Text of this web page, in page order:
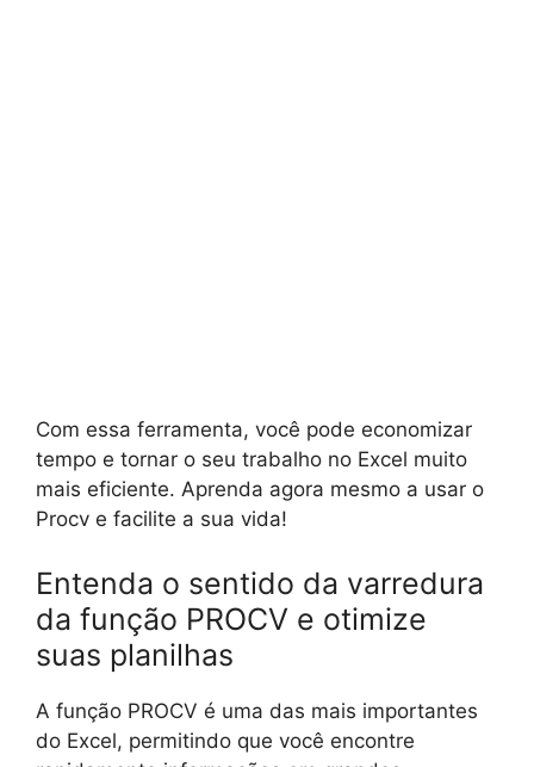
Com essa ferramenta, você pode economizar
tempo e tornar o seu trabalho no Excel muito
mais eficiente. Aprenda agora mesmo a usar o
Procv e facilite a sua vida!
Entenda o sentido da varredura
da função PROCV e otimize
suas planilhas
A função PROCV é uma das mais importantes
do Excel, permitindo que você encontre